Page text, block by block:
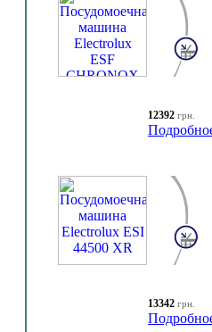
12392 грн.
13342 грн.